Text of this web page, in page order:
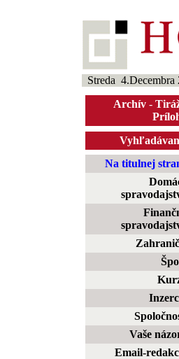
Streda 4.Decembra
Archív -
Na titulnej
Vaše
Email-